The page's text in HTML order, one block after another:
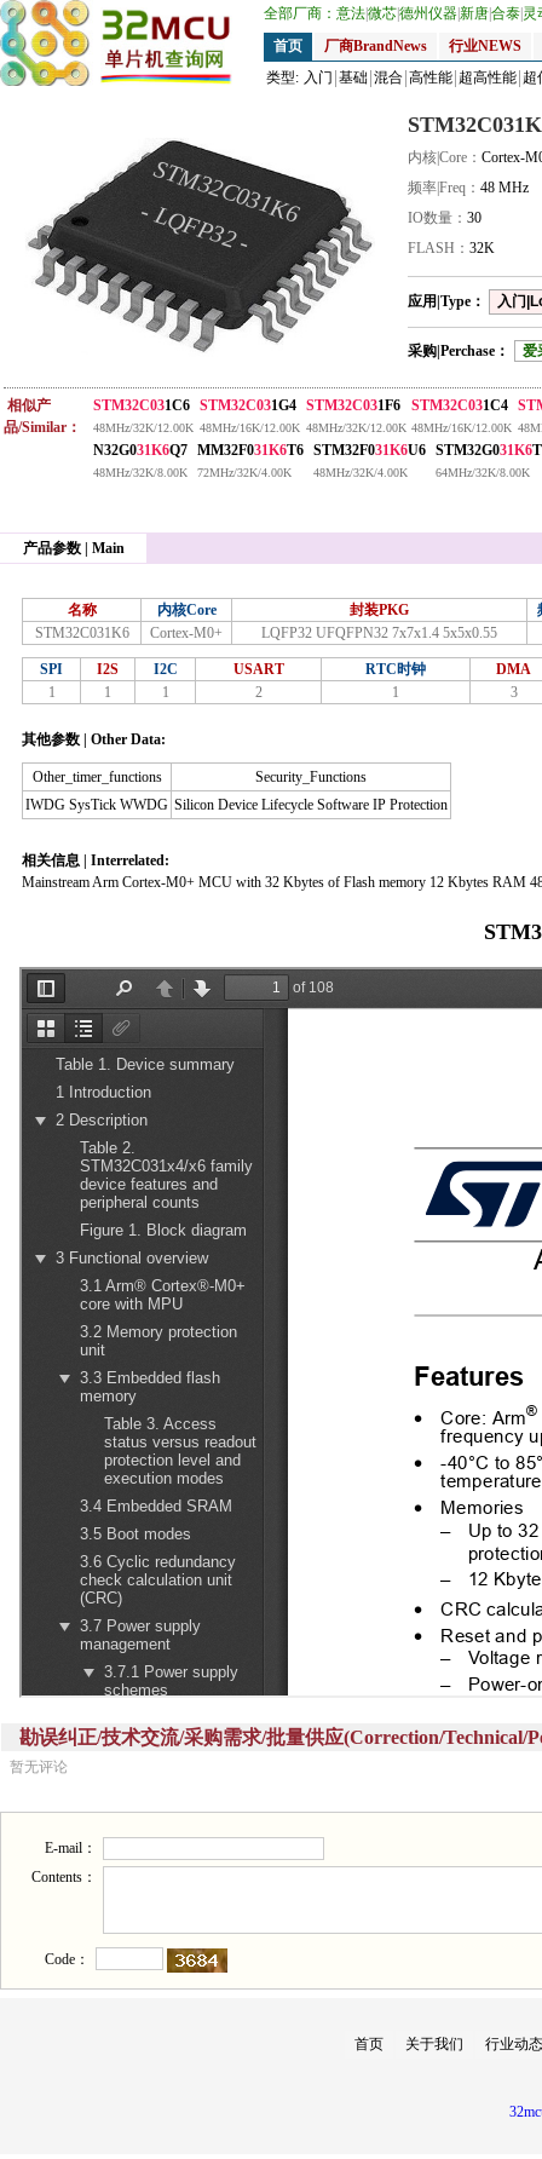
全部厂商： 意法微芯德州仪器新唐合泰 灵
首页
厂商BrandNews
行业NEWS
类型: 入门 基础 混合 高性能 超高性能 超
STM32C031K6
- LQFP32 -
内核|Core： Cortex-
频率|Freq： 48 MHz
IO数量： 30
FLASH： 32K
应用|Type： 入门
采购|Perchase： 爱
相似产
品/Similar：
STM32C031C6
48MHz/32K/12.00K
STM32C031G4
48MHz/16K/12.00K
STM32C031F6
48MHz/32K/12.00K
STM32C031C4
48MHz/16K/12.00K
N32G031K6Q7
48MHz/32K/8.00K
MM32F031K6T6
72MHz/32K/4.00K
STM32F031K6U6
48MHz/32K/4.00K
STM32G031K6
64MHz/32K/8.00K
产品参数 | Main
名称 内核Core 封装PKG
STM32C031K6
Cortex-M0+ LQFP32 UFQFPN32 7x7x1.4 5x5x0.55
SPI I2S I2C USART RTC时钟
DMA
1
1 1 2 1 3
其他参数 | Other Data:
Other_timer_functions
Security_Functions
IWDG SysTick WWDG Silicon Device Lifecycle Software IP Protection
相关信息 | Interrelated:
Mainstream Arm Cortex-M0+ MCU with 32 Kbytes of Flash memory 12 Kbytes RAM
勘误纠正/技术交流/采购需求/批量供应(Correction/Technical/
暂无评论
E-mail：
Contents：
Code：
首页 关于我们 行业动态